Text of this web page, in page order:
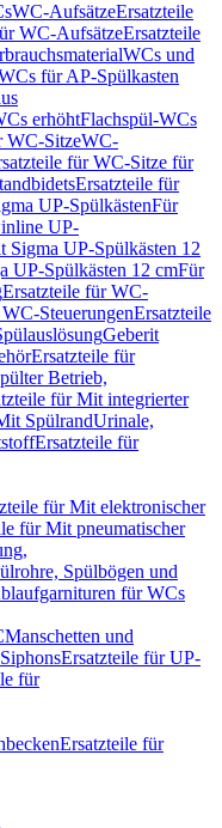
WC-AufsätzeErsatzteile
WC-AufsätzeErsatzteile
WCs und
für AP-Spülkasten
erhöhtFlachspül-WCs
WC-SitzeWC-
für WC-Sitze für
Ersatzteile für
UP-SpülkästenFür
UP-
Sigma UP-Spülkästen 12
UP-Spülkästen 12 cmFür
Ersatzteile für WC-
SteuerungenErsatzteile
Geberit
Ersatzteile für
Betrieb,
für Mit integrierter
SpülrandUrinale,
Ersatzteile für
für Mit elektronischer
für Mit pneumatischer
Spülbögen und
für WCs
Manschetten und
Ersatzteile für UP-
für
Ersatzteile für